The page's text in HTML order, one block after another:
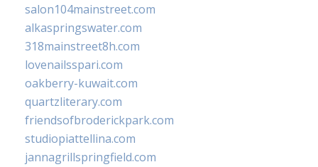
salon104mainstreet.com
alkaspringswater.com
318mainstreet8h.com
lovenailsspari.com
oakberry-kuwait.com
quartzliterary.com
friendsofbroderickpark.com
studiopiattellina.com
jannagrillspringfield.com